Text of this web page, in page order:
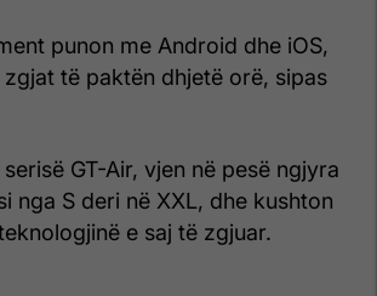
punon me Android dhe iOS,
të paktën dhjetë orë, sipas
GT-Air, vjen në pesë ngjyra
nga S deri në XXL, dhe kushton
e saj të zgjuar.